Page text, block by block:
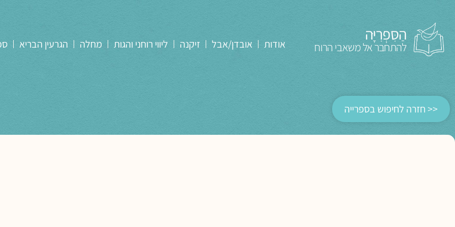
הַסִּפְרִיָּה
להתחבר אל משאבי הרוח אודות אובדן/אבל זיקנה ליווי רוחני והגות מחלה הגרעין הבריא
<< חזרה לחיפוש בספרייה